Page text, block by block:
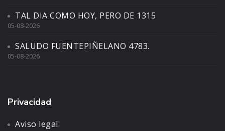
TAL DIA COMO HOY, PERO DE 1315
05-08-2026
SALUDO FUENTEPIÑELANO 4783.
05-08-2026
Privacidad
Aviso legal